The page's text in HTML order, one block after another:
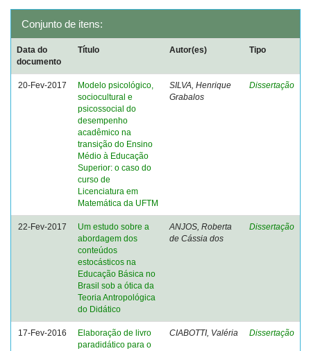
Conjunto de itens:
Data do
documento
Título Autor(es) Tipo
20-Fev-2017
Modelo psicológico,
sociocultural e
psicossocial do
desempenho
acadêmico na
transição do Ensino
Médio à Educação
Superior: o caso do
curso de
Licenciatura em
Matemática da UFTM
SILVA, Henrique
Grabalos
Dissertação
22-Fev-2017
Um estudo sobre a
abordagem dos
conteúdos
estocásticos na
Educação Básica no
Brasil sob a ótica da
Teoria Antropológica
do Didático
ANJOS, Roberta
de Cássia dos
Dissertação
17-Fev-2016
Elaboração de livro
paradidático para o
CIABOTTI, Valéria Dissertação